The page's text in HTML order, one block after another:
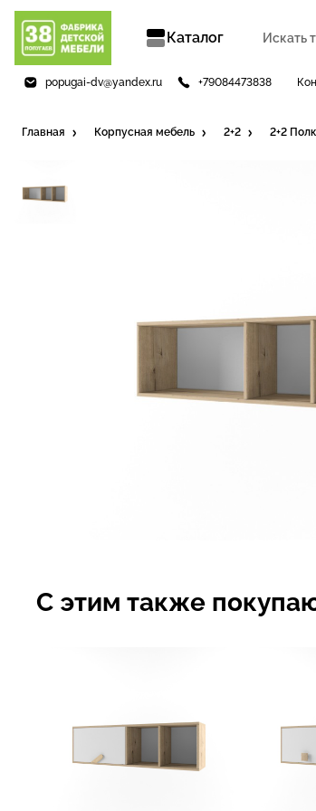
Каталог
popugai-dv@yandex.ru +79084473838
Главная Корпусная мебель 2+2 2+2
С этим также